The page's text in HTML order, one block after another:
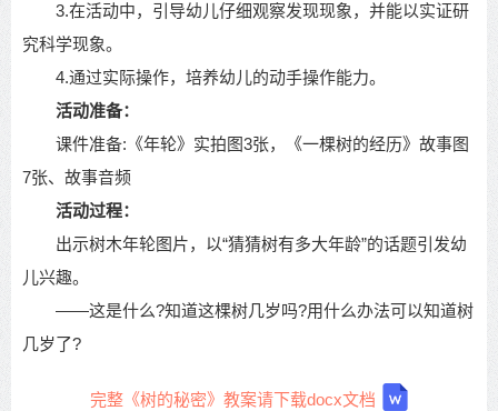
3.在活动中，引导幼儿仔细观察发现现象，并能以实证研
究科学现象。
4.通过实际操作，培养幼儿的动手操作能力。
活动准备：
课件准备:《年轮》实拍图3张，《一棵树的经历》故事图
7张、故事音频
活动过程：
出示树木年轮图片，以“猜猜树有多大年龄”的话题引发幼
儿兴趣。
——这是什么?知道这棵树几岁吗?用什么办法可以知道树
几岁了?
完整《树的秘密》教案请下载docx文档